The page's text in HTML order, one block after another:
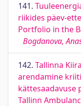
141.
riikides päev-
Portfolio in the
Bogdanova,
142. Tallinna
arendamine
kättesaadavuse
Tallinn